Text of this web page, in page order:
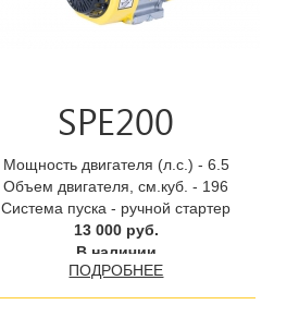
SPE200
Мощность двигателя (л.с.) - 6.5
Объем двигателя, см.куб. - 196
Система пуска - ручной стартер
13 000 руб.
В наличии
ПОДРОБНЕЕ